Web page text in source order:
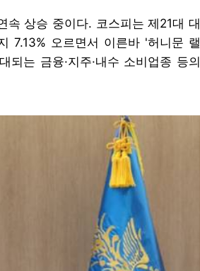
속 상승 중이다. 코스피는 제21대 대
7.13% 오르면서 이른바 '허니문 랠
는 금융·지주·내수 소비업종 등의